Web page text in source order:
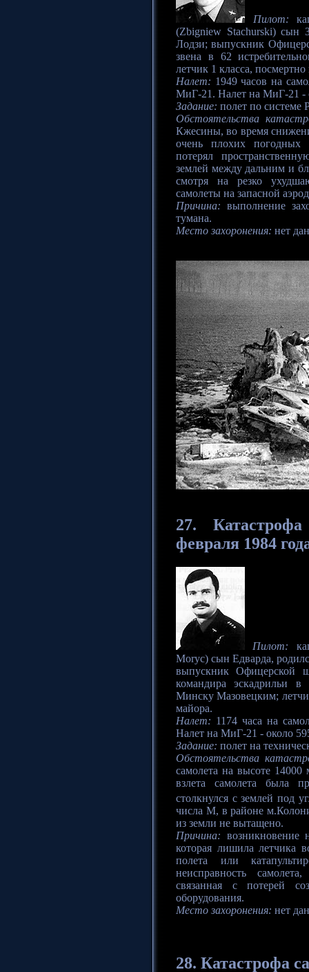
Пилот:
(Zbigniew Stachurski) сын
Лодзи; выпускник
звена в 62
летчик 1 класса,
Налет: 1949 часов на
МиГ-21. Налет на МиГ-21 -
Задание: полет по системе
Обстоятельства
Кжесины, во время
очень плохих
потерял
землей между дальним и
смотря на резко
самолеты на запасной
Причина: выполнение
тумана.
Место захоронения: нет
27. Катастрофа
февраля 1984
Пилот:
Moryc) сын Едварда,
выпускник Офицерской
командира эскадрильи
Минску Мазовецким;
майора.
Налет: 1174 часа на
Налет на МиГ-21 - около
Задание: полет на
Обстоятельства
самолета на высоте
взлета самолета была
столкнулся с землей под
числа М, в районе
из земли не вытащено.
Причина: возникновение
которая лишила летчика
полета или
неисправность
связанная с потерей
оборудования.
Место захоронения: нет
28. Катастрофа